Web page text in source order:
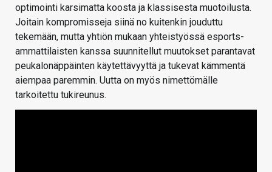
optimointi karsimatta koosta ja klassisesta muotoilusta.
Joitain kompromisseja siinä no kuitenkin jouduttu
tekemään, mutta yhtiön mukaan yhteistyössä esports-
ammattilaisten kanssa suunnitellut muutokset parantavat
peukalonäppäinten käytettävyyttä ja tukevat kämmentä
aiempaa paremmin. Uutta on myös nimettömälle
tarkoitettu tukireunus.